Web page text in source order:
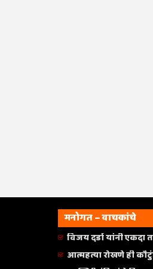
मनोगत – वाचकांचे
विजय दर्डा यांनी एकदा
आत्महत्या रोखणे ही